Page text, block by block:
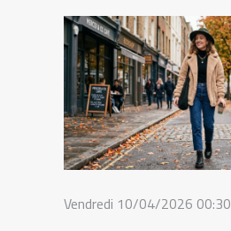
Vendredi 10/04/2026 00:30